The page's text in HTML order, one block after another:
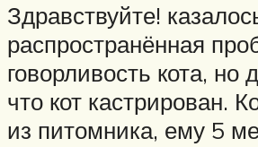
Здравствуйте!
распространённая
говорливость кота, но
что кот кастрирован.
из питомника, ему 5